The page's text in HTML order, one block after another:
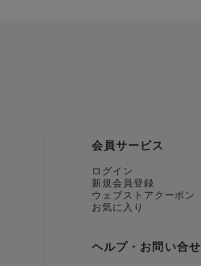
会員サービス
ログイン
新規会員登録
ウェブストアクーポン
お気に入り
ヘルプ・お問い合せ